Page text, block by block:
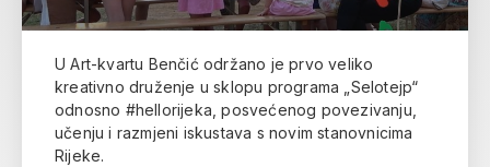
U Art-kvartu Benčić održano je prvo veliko
kreativno druženje u sklopu programa „Selotejp“
odnosno #hellorijeka, posvećenog povezivanju,
učenju i razmjeni iskustava s novim stanovnicima
Rijeke.